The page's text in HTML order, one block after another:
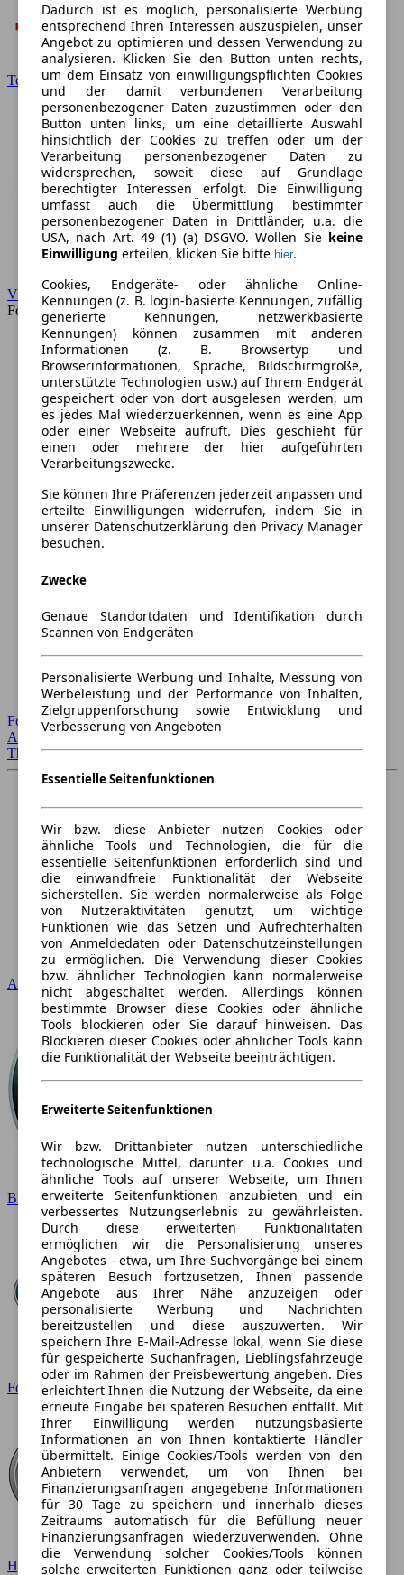
Toyota
VW
Forum
Forum Startseite
Alle Auto-Foren
Themen-Forum
Audi
BMW
Ford
Hyundai
Dadurch ist es möglich, personalisierte Werbung
entsprechend Ihren Interessen auszuspielen, unser
Angebot zu optimieren und dessen Verwendung zu
analysieren. Klicken Sie den Button unten rechts,
um dem Einsatz von einwilligungspflichten Cookies
und der damit verbundenen Verarbeitung
personenbezogener Daten zuzustimmen oder den
Button unten links, um eine detaillierte Auswahl
hinsichtlich der Cookies zu treffen oder um der
Verarbeitung personenbezogener Daten zu
widersprechen, soweit diese auf Grundlage
berechtigter Interessen erfolgt. Die Einwilligung
umfasst auch die Übermittlung bestimmter
personenbezogener Daten in Drittländer, u.a. die
USA, nach Art. 49 (1) (a) DSGVO. Wollen Sie keine
Einwilligung erteilen, klicken Sie bitte hier.
Cookies, Endgeräte- oder ähnliche Online-
Kennungen (z. B. login-basierte Kennungen, zufällig
generierte Kennungen, netzwerkbasierte
Kennungen) können zusammen mit anderen
Informationen (z. B. Browsertyp und
Browserinformationen, Sprache, Bildschirmgröße,
unterstützte Technologien usw.) auf Ihrem Endgerät
gespeichert oder von dort ausgelesen werden, um
es jedes Mal wiederzuerkennen, wenn es eine App
oder einer Webseite aufruft. Dies geschieht für
einen oder mehrere der hier aufgeführten
Verarbeitungszwecke.
Sie können Ihre Präferenzen jederzeit anpassen und
erteilte Einwilligungen widerrufen, indem Sie in
unserer Datenschutzerklärung den Privacy Manager
besuchen.
Zwecke
Genaue Standortdaten und Identifikation durch
Scannen von Endgeräten
Personalisierte Werbung und Inhalte, Messung von
Werbeleistung und der Performance von Inhalten,
Zielgruppenforschung sowie Entwicklung und
Verbesserung von Angeboten
Essentielle Seitenfunktionen
Wir bzw. diese Anbieter nutzen Cookies oder
ähnliche Tools und Technologien, die für die
essentielle Seitenfunktionen erforderlich sind und
die einwandfreie Funktionalität der Webseite
sicherstellen. Sie werden normalerweise als Folge
von Nutzeraktivitäten genutzt, um wichtige
Funktionen wie das Setzen und Aufrechterhalten
von Anmeldedaten oder Datenschutzeinstellungen
zu ermöglichen. Die Verwendung dieser Cookies
bzw. ähnlicher Technologien kann normalerweise
nicht abgeschaltet werden. Allerdings können
bestimmte Browser diese Cookies oder ähnliche
Tools blockieren oder Sie darauf hinweisen. Das
Blockieren dieser Cookies oder ähnlicher Tools kann
die Funktionalität der Webseite beeinträchtigen.
Erweiterte Seitenfunktionen
Wir bzw. Drittanbieter nutzen unterschiedliche
technologische Mittel, darunter u.a. Cookies und
ähnliche Tools auf unserer Webseite, um Ihnen
erweiterte Seitenfunktionen anzubieten und ein
verbessertes Nutzungserlebnis zu gewährleisten.
Durch diese erweiterten Funktionalitäten
ermöglichen wir die Personalisierung unseres
Angebotes - etwa, um Ihre Suchvorgänge bei einem
späteren Besuch fortzusetzen, Ihnen passende
Angebote aus Ihrer Nähe anzuzeigen oder
personalisierte Werbung und Nachrichten
bereitzustellen und diese auszuwerten. Wir
speichern Ihre E-Mail-Adresse lokal, wenn Sie diese
für gespeicherte Suchanfragen, Lieblingsfahrzeuge
oder im Rahmen der Preisbewertung angeben. Dies
erleichtert Ihnen die Nutzung der Webseite, da eine
erneute Eingabe bei späteren Besuchen entfällt. Mit
Ihrer Einwilligung werden nutzungsbasierte
Informationen an von Ihnen kontaktierte Händler
übermittelt. Einige Cookies/Tools werden von den
Anbietern verwendet, um von Ihnen bei
Finanzierungsanfragen angegebene Informationen
für 30 Tage zu speichern und innerhalb dieses
Zeitraums automatisch für die Befüllung neuer
Finanzierungsanfragen wiederzuverwenden. Ohne
die Verwendung solcher Cookies/Tools können
solche erweiterten Funktionen ganz oder teilweise